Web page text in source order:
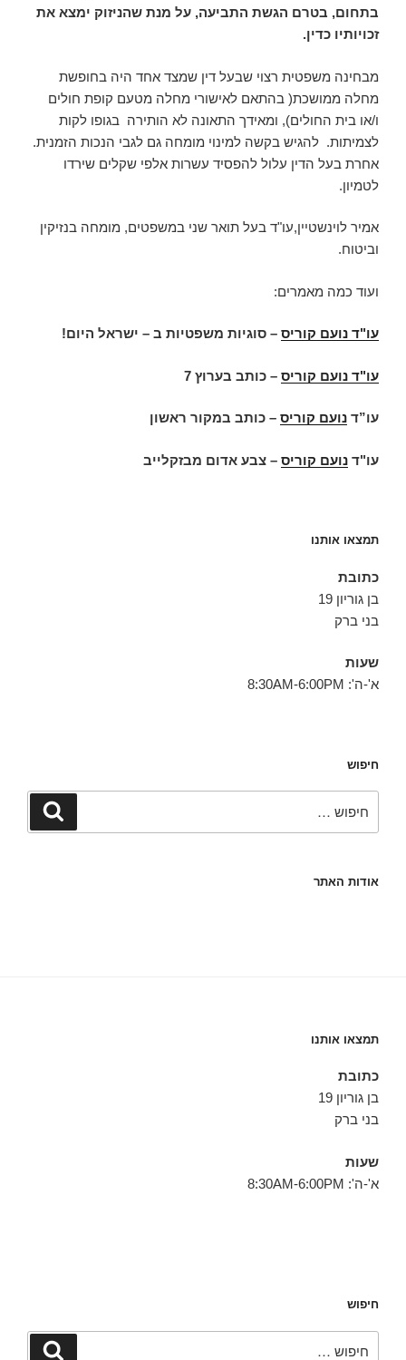
בתחום, בטרם הגשת התביעה, על מנת שהניזוק ימצא את
זכויותיו כדין.
מבחינה משפטית רצוי שבעל דין שמצד אחד היה בחופשת
מחלה ממושכת( בהתאם לאישורי מחלה מטעם קופת חולים
ו/או בית החולים), ומאידך התאונה לא הותירה בגופו לקות
לצמיתות. להגיש בקשה למינוי מומחה גם לגבי הנכות הזמנית.
אחרת בעל הדין עלול להפסיד עשרות אלפי שקלים שירדו
לטמיון.
אמיר לוינשטיין,עו"ד בעל תואר שני במשפטים, מומחה בנזיקין
וביטוח.
ועוד כמה מאמרים:
עו"ד נועם קוריס – סוגיות משפטיות ב – ישראל היום!
עו"ד נועם קוריס – כותב בערוץ 7
עו”ד נועם קוריס – כותב במקור ראשון
עו"ד נועם קוריס – צבע אדום מבזקלייב
תמצאו אותנו
כתובת
בן גוריון 19
בני ברק
שעות
א'-ה': 8:30AM-6:00PM
חיפוש
חיפוש
אודות האתר
תמצאו אותנו
כתובת
בן גוריון 19
בני ברק
שעות
א'-ה': 8:30AM-6:00PM
חיפוש
חיפוש